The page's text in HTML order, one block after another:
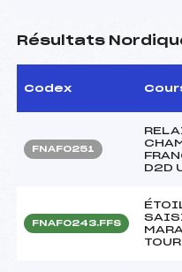
Résultats
Codex
FNAF0251
D2D
FNAF0243.FFS